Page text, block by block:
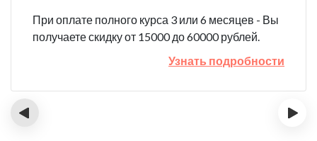
При оплате полного курса 3 или 6 месяцев - Вы
получаете скидку от 15000 до 60000 рублей.
Узнать подробности
‹ ›